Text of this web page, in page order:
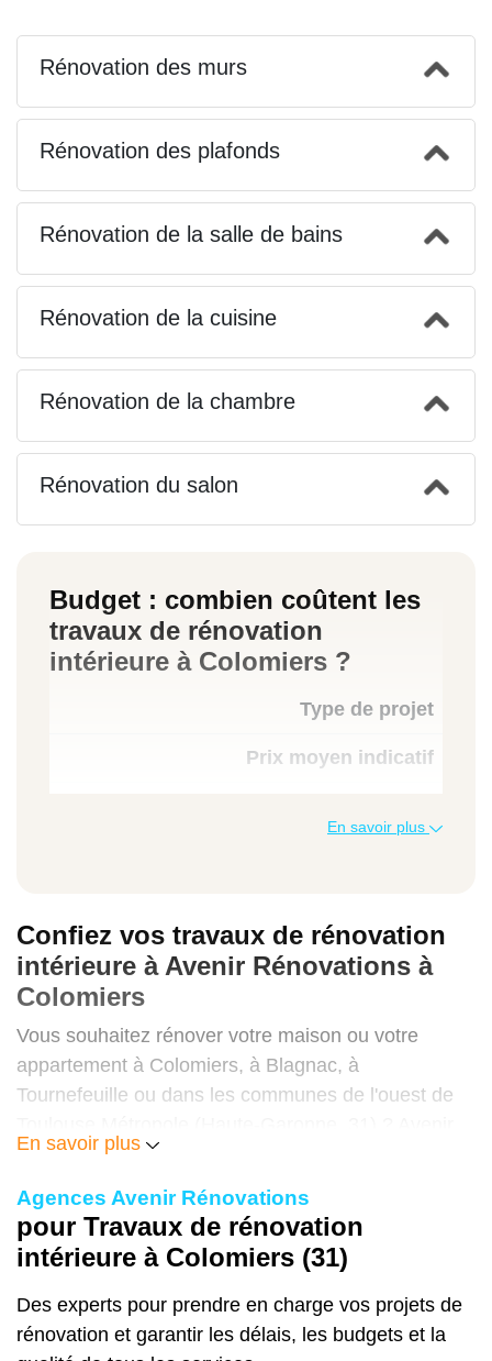
Rénovation des murs
Rénovation des plafonds
Rénovation de la salle de bains
Rénovation de la cuisine
Rénovation de la chambre
Rénovation du salon
Budget : combien coûtent les
travaux de rénovation
intérieure à Colomiers ?
Type de projet
Prix moyen indicatif
Pose carrelage grand format (fourniture et
45 à 100 €/m²
Doublage isolant mur intérieur
40 à 90 €/m²
En savoir plus
Confiez vos travaux de rénovation
intérieure à Avenir Rénovations à
Colomiers
Vous souhaitez rénover votre maison ou votre
appartement à Colomiers, à Blagnac, à
Tournefeuille ou dans les communes de l'ouest de
Rénovations coordonne peintre, plaquiste, carreleur,
parqueteur et menuisier avec un Manager Travaux
unique. Budget garanti, aides montées pour vous,
paiement en 12 fois sans frais, garantie décennale.
Contactez-nous pour votre devis gratuit à
Colomiers.
En savoir plus
Agences Avenir Rénovations
pour Travaux de rénovation
intérieure à Colomiers (31)
Des experts pour prendre en charge vos projets de
rénovation et garantir les délais, les budgets et la